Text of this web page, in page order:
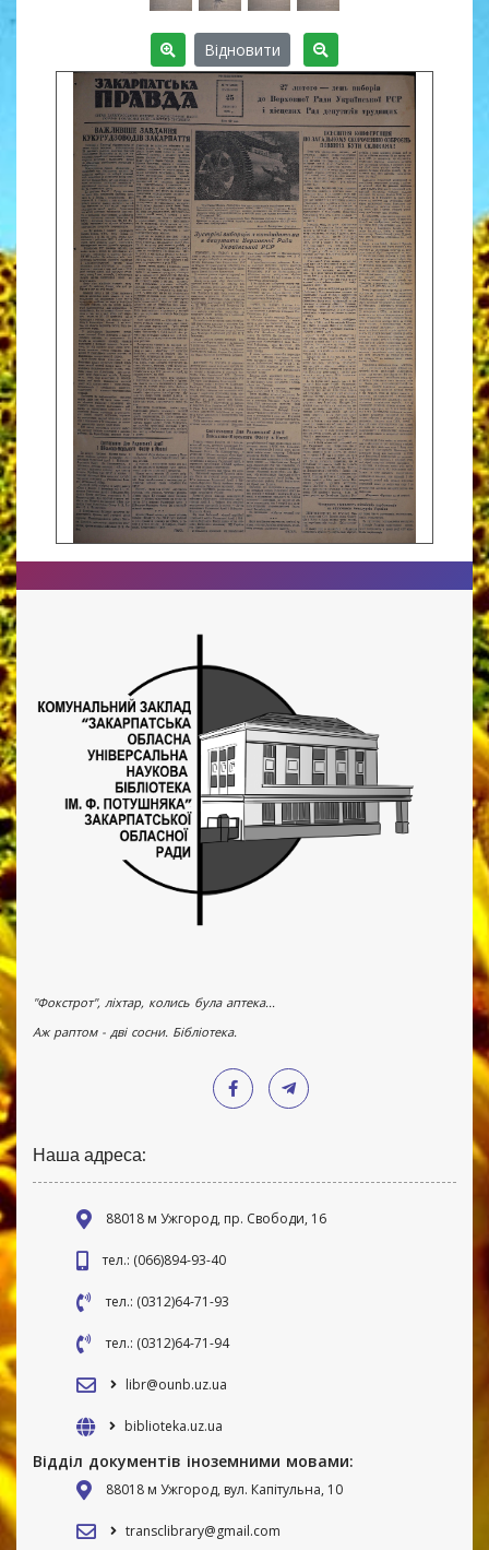
Відновити
"Фокстрот", ліхтар, колись була аптека...
Аж раптом - дві сосни. Бібліотека.
Наша адреса:
88018 м Ужгород, пр. Свободи, 16
тел.: (066)894-93-40
тел.: (0312)64-71-93
тел.: (0312)64-71-94
libr@ounb.uz.ua
biblioteka.uz.ua
Відділ документів іноземними мовами:
88018 м Ужгород, вул. Капітульна, 10
transclibrary@gmail.com